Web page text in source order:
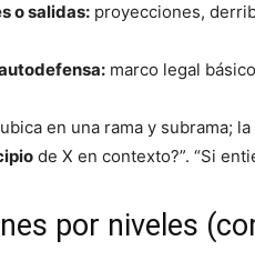
o salidas: proyecciones,
marco legal
en una rama y subrama;
de X en contexto?”. “Si
por niveles